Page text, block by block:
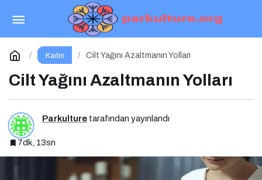
Kadın Cilt Yağını Azaltmanın Yolları
Cilt Yağını Azaltmanın Yolları
Parkulture tarafından yayınlandı
7dk, 13sn
Kadın Girişimciler “İyi İşler Festivali”nde
Buluştu
Yorum Yap